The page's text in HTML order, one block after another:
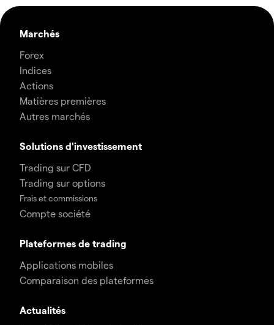
Marchés
Forex
Indices
Actions
Matières premières
Autres marchés
Solutions d'investissement
Trading sur CFD
Trading sur options
Frais et commissions
Compte société
Plateformes de trading
Applications mobiles
Comparaison des plateformes
Actualités